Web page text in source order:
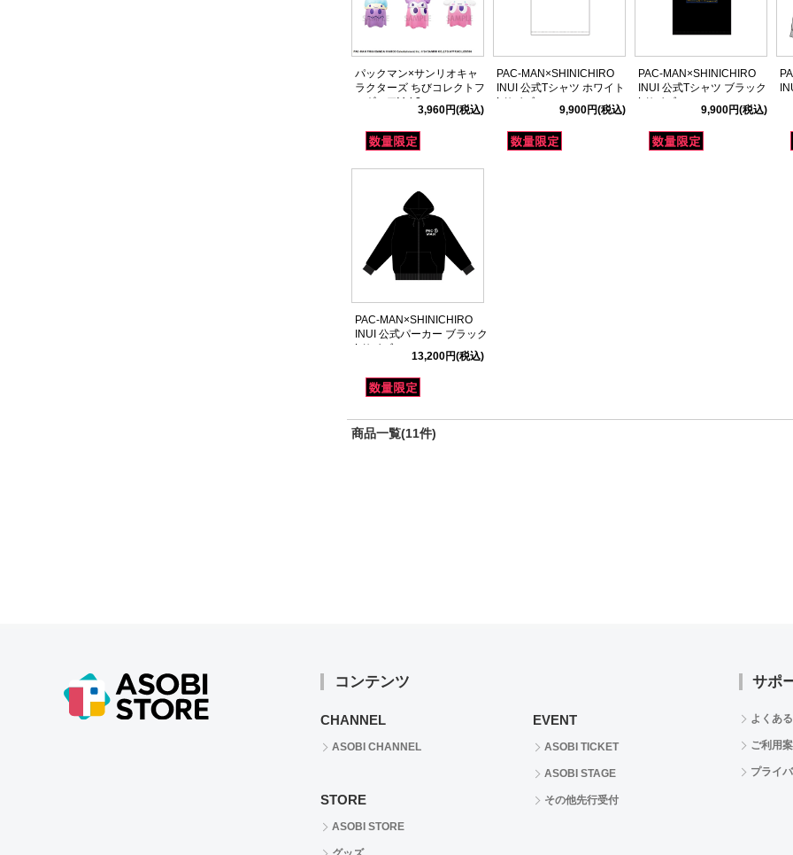
パックマン×サンリオキャ
ラクターズ ちびコレクトフ
ィギュアVol.2
3,960円(税込)
PAC-MAN×SHINICHIRO
INUI 公式Tシャツ ホワイト
Lサイズ
9,900円(税込)
PAC-MAN×SHINICHIRO
INUI 公式Tシャツ ブラック
Lサイズ
9,900円(税込)
PAC-MAN×SHINICHIRO
INUI 公式パーカー ブラック
Lサイズ
13,200円(税込)
商品一覧(11件)
コンテンツ
CHANNEL
ASOBI CHANNEL
STORE
ASOBI STORE
EVENT
ASOBI TICKET
ASOBI STAGE
その他先行受付
サポ
よくあ
ご利用
プライ